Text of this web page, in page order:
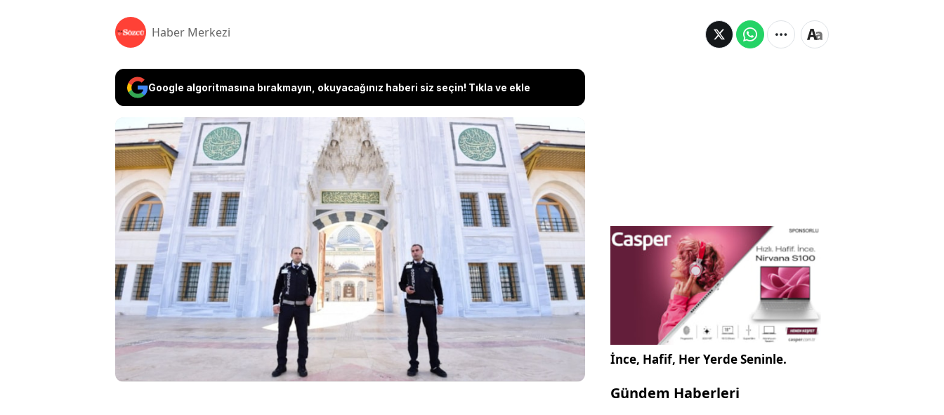
Haber Merkezi
Google algoritmasına bırakmayın, okuyacağınız haberi siz seçin! Tıkla ve ekle
İstanbul Büyükşehir Belediyesi, tarihi camilere temizlik hizmeti
veriyor. 2019 yılında 39 selatin cami için verilen hizmet, 2024
itibariyle 42 camiye çıktı. İBB’den yapılan açıklamada “Ayasofya-i
Kebir Cami-i Şerifi için bugüne kadar İBB’den herhangi bir talepte
bulunulmadı.
İnce, Hafif, Her Yerde Seninle.
Gündem Haberleri